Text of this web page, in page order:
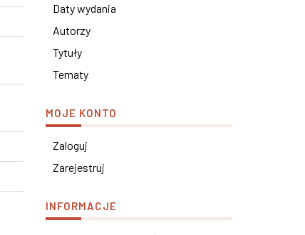
Daty wydania
Autorzy
Tytuły
Tematy
MOJE KONTO
Zaloguj
Zarejestruj
INFORMACJE